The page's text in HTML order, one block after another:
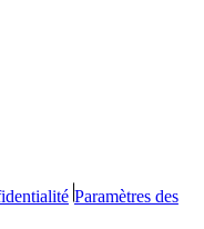
Paramètres des